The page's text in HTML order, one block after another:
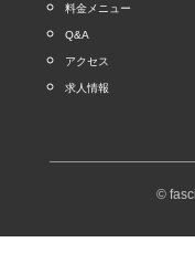
料金メニュー
Q&A
アクセス
求人情報
©